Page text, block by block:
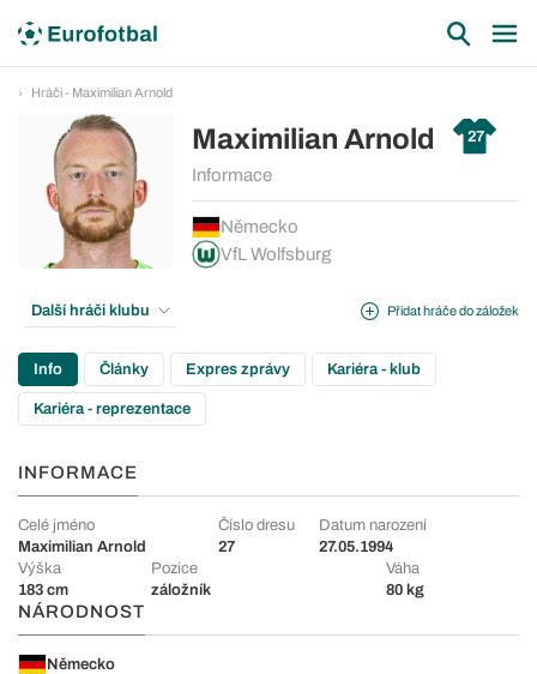
Hráči - Maximilian Arnold
Maximilian Arnold 27
Informace
Německo
VfL Wolfsburg
Přidat hráče do záložek
Další hráči klubu
Info Články Expres zprávy Kariéra - klub
Kariéra - reprezentace
INFORMACE
Celé jméno
Maximilian Arnold
Číslo dresu
27
Datum narození
27.05.1994
Výška
183 cm
Pozice
záložník
Váha
80 kg
NÁRODNOST
Německo